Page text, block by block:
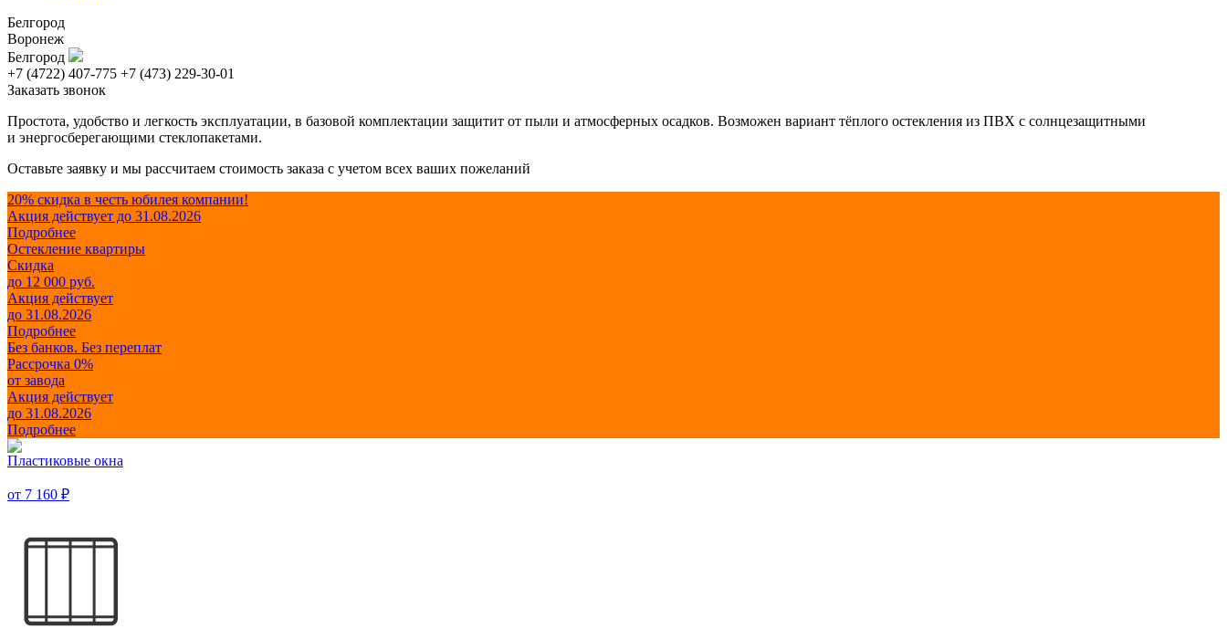
Белгород
Воронеж
Белгород
+7 (4722) 407-775 +7 (473) 229-30-01
Заказать звонок
Простота, удобство и легкость эксплуатации, в базовой комплектации защитит от пыли и атмосферных осадков. Возможен вариант тёплого остекления из ПВХ с солнцезащитными
и энергосберегающими стеклопакетами.
Оставьте заявку и мы рассчитаем стоимость заказа с учетом всех ваших пожеланий
20% скидка в честь юбилея компании!
Акция действует до 31.08.2026
Подробнее
Остекление квартиры
Скидка
до 12 000 руб.
Акция действует
до 31.08.2026
Подробнее
Без банков. Без переплат
Рассрочка 0%
от завода
Акция действует
до 31.08.2026
Подробнее
Пластиковые окна
от 7 160 ₽